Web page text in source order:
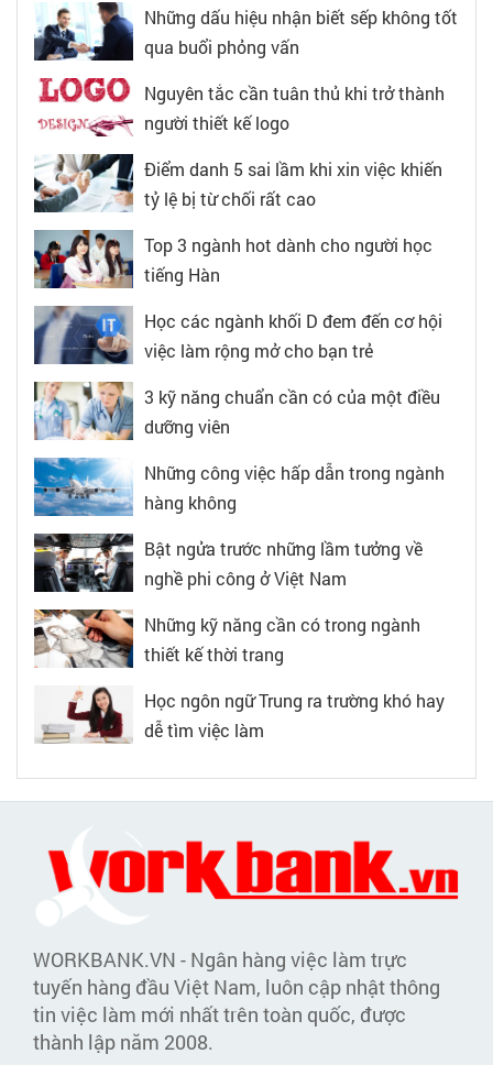
Những dấu hiệu nhận biết sếp không tốt
qua buổi phỏng vấn
Nguyên tắc cần tuân thủ khi trở thành
người thiết kế logo
Điểm danh 5 sai lầm khi xin việc khiến
tỷ lệ bị từ chối rất cao
Top 3 ngành hot dành cho người học
tiếng Hàn
Học các ngành khối D đem đến cơ hội
việc làm rộng mở cho bạn trẻ
3 kỹ năng chuẩn cần có của một điều
dưỡng viên
Những công việc hấp dẫn trong ngành
hàng không
Bật ngửa trước những lầm tưởng về
nghề phi công ở Việt Nam
Những kỹ năng cần có trong ngành
thiết kế thời trang
Học ngôn ngữ Trung ra trường khó hay
dễ tìm việc làm
WORKBANK.VN - Ngân hàng việc làm trực
tuyến hàng đầu Việt Nam, luôn cập nhật thông
tin việc làm mới nhất trên toàn quốc, được
thành lập năm 2008.